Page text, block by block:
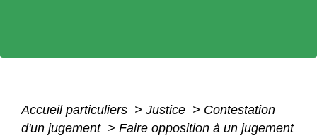
Accueil particuliers > Justice > Contestation
d'un jugement > Faire opposition à un jugement